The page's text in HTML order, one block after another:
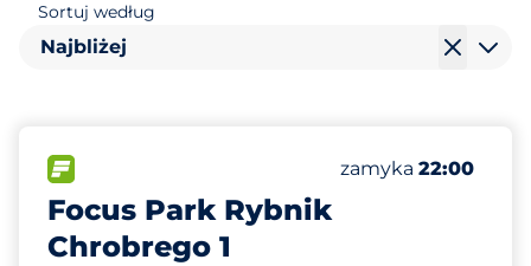
Sortuj według
Najbliżej
Focus Park Rybnik
Chrobrego 1
Liczba miejsc
Całkowita liczba
Sobota
zamyka 22:00